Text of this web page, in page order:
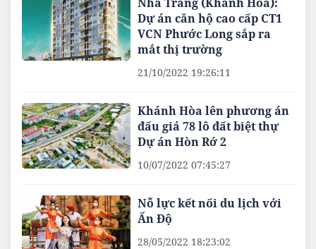
Dự án căn hộ cao cấp CT1
VCN Phước Long sắp ra
mắt thị trường
21/10/2022 19:26:11
Khánh Hòa lên phương án
đấu giá 78 lô đất biệt thự
Dự án Hòn Rớ 2
10/07/2022 07:45:27
Nỗ lực kết nối du lịch với
Ấn Độ
28/05/2022 18:23:02